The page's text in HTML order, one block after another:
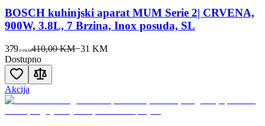
BOSCH kuhinjski aparat MUM Serie 2| CRVENA,
900W, 3.8L, 7 Brzina, Inox posuda, SL
379 00KM410,00 KM−31 KM
Dostupno
Akcija